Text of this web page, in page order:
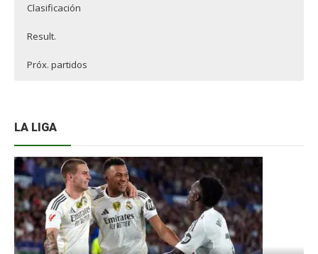
Clasificación
Result.
Próx. partidos
LA LIGA